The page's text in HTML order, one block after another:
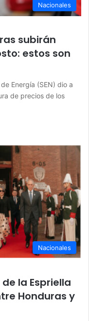
Nacionales
subirán
estos son
Energía (SEN) dio a
de precios de los
Nacionales
la Espriella
Honduras y